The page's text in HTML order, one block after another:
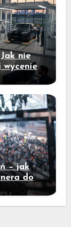
nie
wycenie
– jak
do